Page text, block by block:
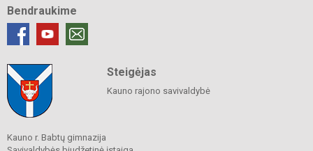
Bendraukime
Steigėjas
Kauno rajono savivaldybė
Kauno r. Babtų gimnazija